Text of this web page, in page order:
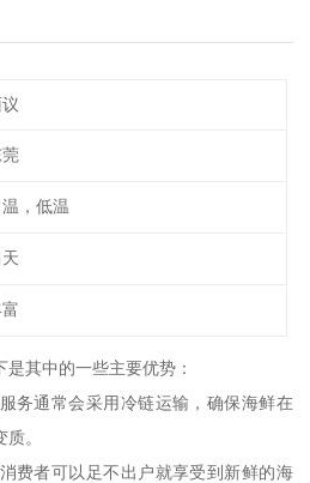
，低温
其中的一些主要优势：
务通常会采用冷链运输，确保海鲜在
。
费者可以足不出户就享受到新鲜的海